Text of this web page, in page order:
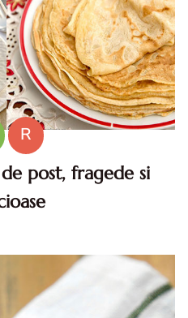
R
post, fragede si
Clatite